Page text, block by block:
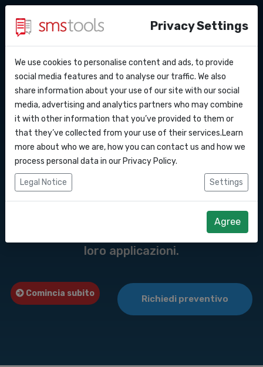
API Docs
Webhooks
Integrazioni
Zapier
Perche’ smstools?
Blog
Accordo del livello di servizio
Contatti
Richiedi un preventivo
Messaggi API del
gateway SMS verso il
Un'API SMS è un'interfaccia di
programmazione delle applicazioni
(Application Programming Interface) che
consente ai programmatori di integrare
l'invio e la ricezione di messaggi SMS nelle
loro applicazioni.
Comincia subito
Richiedi preventivo
Privacy Settings
We use cookies to personalise content and ads, to provide
social media features and to analyse our traffic. We also
share information about your use of our site with our social
media, advertising and analytics partners who may combine
it with other information that you’ve provided to them or
that they’ve collected from your use of their services.Learn
more about who we are, how you can contact us and how we
process personal data in our Privacy Policy.
Legal Notice Settings
Agree